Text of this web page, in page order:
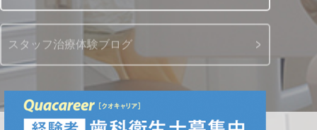
スタッフ治療体験ブログ